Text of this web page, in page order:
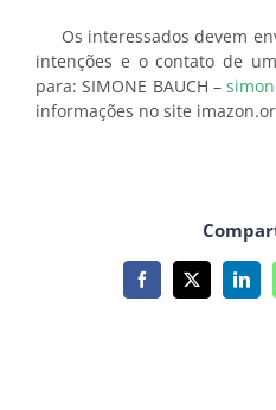
Os interessados devem
intenções e o contato de
para: SIMONE BAUCH –
informações no site
Facebook
X